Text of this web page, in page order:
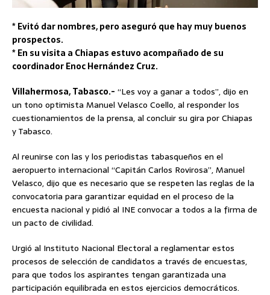
* Evitó dar nombres, pero aseguró que hay muy buenos
prospectos.
* En su visita a Chiapas estuvo acompañado de su
coordinador Enoc Hernández Cruz.
Villahermosa, Tabasco.- “Les voy a ganar a todos”, dijo en
un tono optimista Manuel Velasco Coello, al responder los
cuestionamientos de la prensa, al concluir su gira por Chiapas
y Tabasco.
Al reunirse con las y los periodistas tabasqueños en el
aeropuerto internacional “Capitán Carlos Rovirosa”, Manuel
Velasco, dijo que es necesario que se respeten las reglas de la
convocatoria para garantizar equidad en el proceso de la
encuesta nacional y pidió al INE convocar a todos a la firma de
un pacto de civilidad.
Urgió al Instituto Nacional Electoral a reglamentar estos
procesos de selección de candidatos a través de encuestas,
para que todos los aspirantes tengan garantizada una
participación equilibrada en estos ejercicios democráticos.